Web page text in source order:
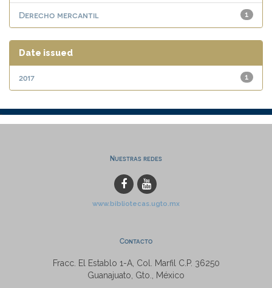
1
Derecho mercantil
Date issued
1
2017
Nuestras redes
www.bibliotecas.ugto.mx
Contacto
Fracc. El Establo 1-A, Col. Marfil C.P. 36250
Guanajuato, Gto., México